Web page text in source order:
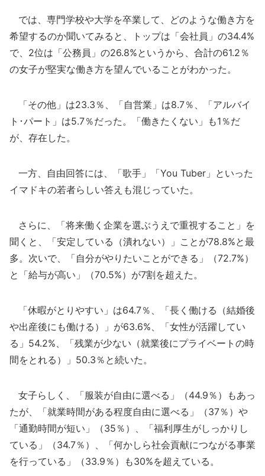
では、専門学校や大学を卒業して、どのような働き方を
希望するのか聞いてみると、トップは「会社員」の34.4%
で、2位は「公務員」の26.8%というから、合計の61.2％
の女子が堅実な働き方を望んでいることがわかった。
「その他」は23.3％、「自営業」は8.7％、「アルバイ
ト･パート」は5.7％だった。「働きたくない」も1％だ
が、存在した。
一方、自由回答には、「歌手」「You Tuber」といった
イマドキの若者らしい答えも混じっていた。
さらに、「将来働く企業を選ぶうえで重視すること」を
聞くと、「安定している（潰れない）」ことが78.8%と最
多。次いで、「自分がやりたいことができる」（72.7%）
と「給与が高い」（70.5%）が7割を超えた。
「休暇がとりやすい」は64.7％、「長く働ける（結婚後
や出産後にも働ける）」が63.6%、「女性が活躍してい
る」54.2%、「残業が少ない（就業後にプライベートの時
間をとれる）」50.3％と続いた。
女子らしく、「服装が自由に選べる」（44.9％）もあっ
たが、「就業時間がある程度自由に選べる」（37％）や
「通勤時間が短い」（35％）、「福利厚生がしっかりし
ている」（34.7％）、「何かしら社会貢献につながる事業
を行っている」（33.9％）も30%を超えている。